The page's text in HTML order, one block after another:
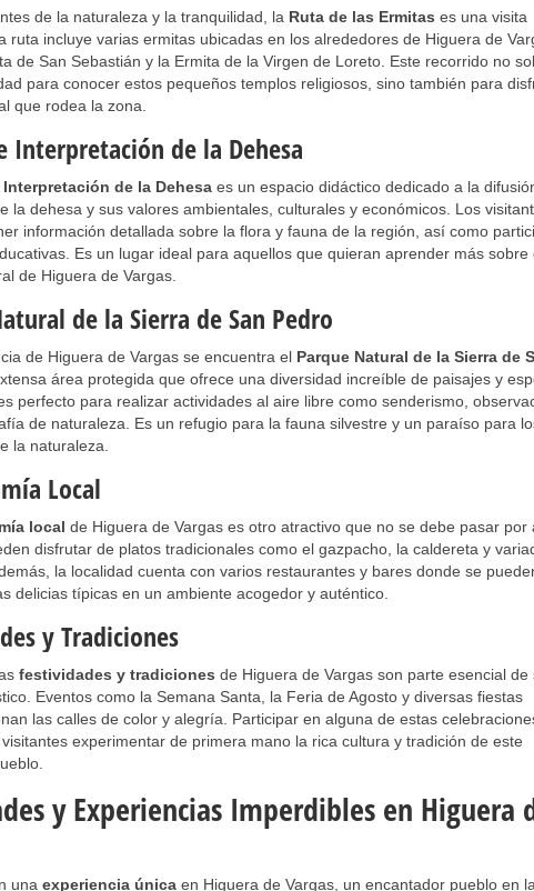
de la naturaleza y la tranquilidad, la Ruta de las Ermitas es una visita
ruta incluye varias ermitas ubicadas en los alrededores de Higuera de
de San Sebastián y la Ermita de la Virgen de Loreto. Este recorrido no
para conocer estos pequeños templos religiosos, sino también para
que rodea la zona.
Interpretación de la Dehesa
de la Dehesa es un espacio didáctico dedicado a la
la dehesa y sus valores ambientales, culturales y económicos. Los
información detallada sobre la flora y fauna de la región, así como
Es un lugar ideal para aquellos que quieran aprender más sobre
de Higuera de Vargas.
de la Sierra de San Pedro
de Higuera de Vargas se encuentra el Parque Natural de la Sierra de
área protegida que ofrece una diversidad increíble de paisajes y
perfecto para realizar actividades al aire libre como senderismo,
de naturaleza. Es un refugio para la fauna silvestre y un paraíso para
la naturaleza.
Local
local de Higuera de Vargas es otro atractivo que no se debe pasar por
disfrutar de platos tradicionales como el gazpacho, la caldereta y
la localidad cuenta con varios restaurantes y bares donde se
delicias típicas en un ambiente acogedor y auténtico.
y Tradiciones
festividades y tradiciones de Higuera de Vargas son parte esencial de
Eventos como la Semana Santa, la Feria de Agosto y diversas fiestas
las calles de color y alegría. Participar en alguna de estas
experimentar de primera mano la rica cultura y tradición de este
y Experiencias Imperdibles en Higuera
una experiencia única en Higuera de Vargas, un encantador pueblo en la